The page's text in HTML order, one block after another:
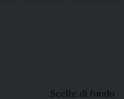
Scelte di fondo